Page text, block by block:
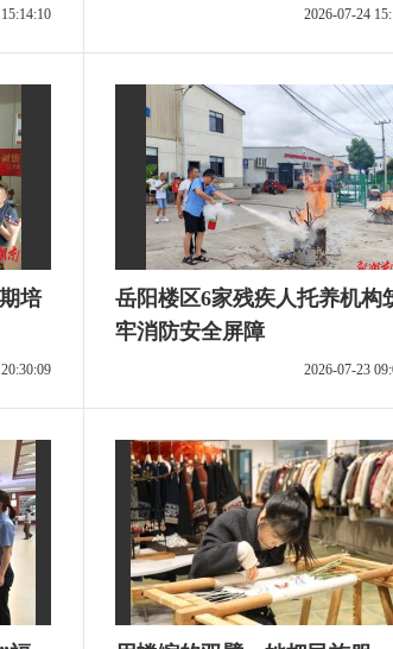
2026-07-24
培
岳阳楼区6家残疾人托养机构
牢消防安全屏障
2026-07-23